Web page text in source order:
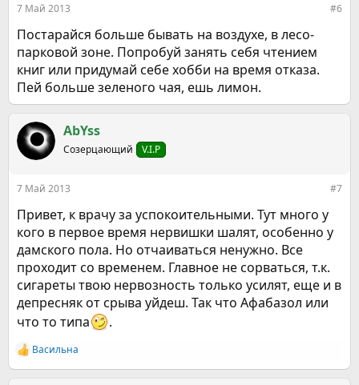
7 Май 2013 #6
Постарайся больше бывать на воздухе, в лесо-
парковой зоне. Попробуй занять себя чтением
книг или придумай себе хобби на время отказа.
Пей больше зеленого чая, ешь лимон.
AbYss
Созерцающий V.I.P
7 Май 2013 #7
Привет, к врачу за успокоительными. Тут много у
кого в первое время нервишки шалят, особенно у
дамского пола. Но отчаиваться ненужно. Все
проходит со временем. Главное не сорваться, т.к.
сигареты твою нервозность только усилят, еще и в
депресняк от срыва уйдеш. Так что Афабазол или
что то типа
.
Р
е
Васильна